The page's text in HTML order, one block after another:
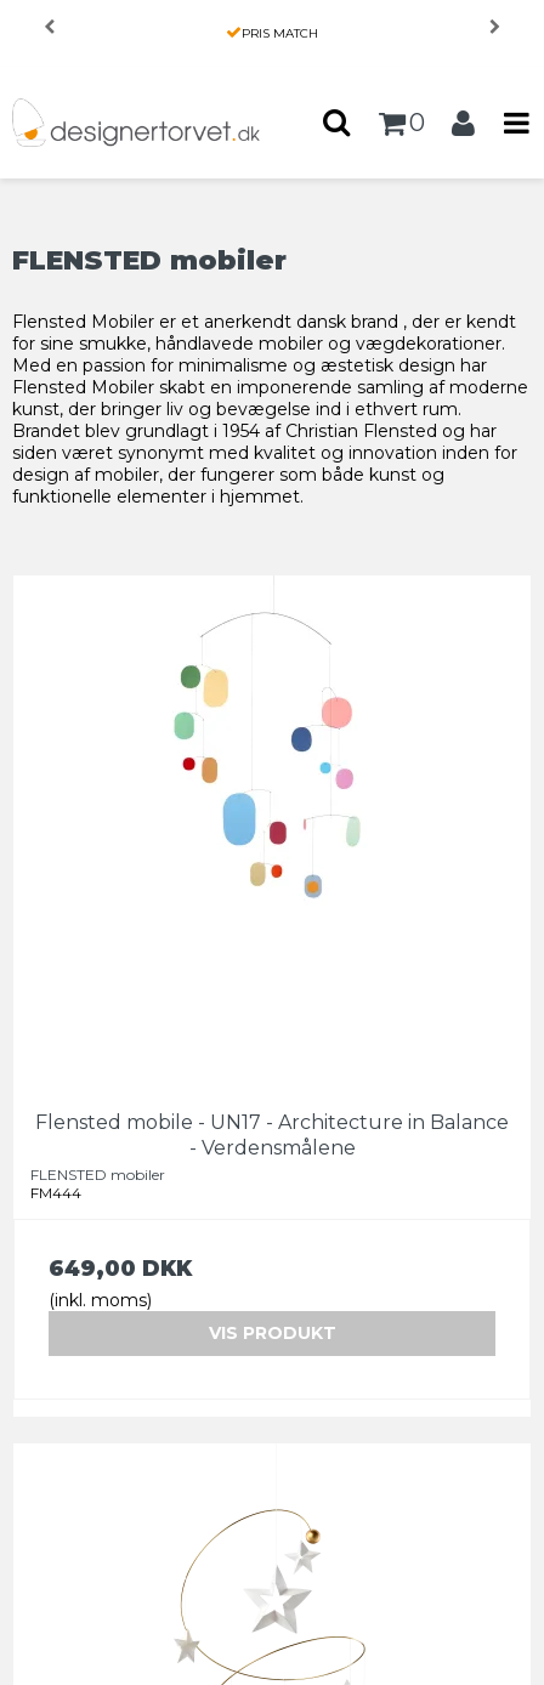
PRIS MATCH
0
Forside
FLENSTED mobiler
Flensted Mobiler er et anerkendt dansk brand , der er kendt
for sine smukke, håndlavede mobiler og vægdekorationer.
Med en passion for minimalisme og æstetisk design har
Flensted Mobiler skabt en imponerende samling af moderne
kunst, der bringer liv og bevægelse ind i ethvert rum.
Brandet blev grundlagt i 1954 af Christian Flensted og har
siden været synonymt med kvalitet og innovation inden for
design af mobiler, der fungerer som både kunst og
funktionelle elementer i hjemmet.
Flensted mobile - UN17 - Architecture in Balance
- Verdensmålene
FLENSTED mobiler
FM444
649,00 DKK
(inkl. moms)
VIS PRODUKT